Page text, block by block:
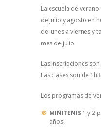
La escuela de
de julio y agosto en
de lunes a viernes y
mes de julio.
Las inscripciones
Las clases son de
Los programas de
MINITENIS 1 y 2
años